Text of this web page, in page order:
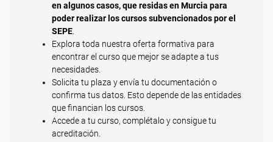
en algunos casos, que residas en Murcia para
poder realizar los cursos subvencionados por el
SEPE
Explora toda nuestra oferta formativa para
encontrar el curso que mejor se adapte a tus
necesidades.
Solicita tu plaza y envía tu documentación o
confirma tus datos. Esto depende de las entidades
que financian los cursos.
Accede a tu curso, complétalo y consigue tu
acreditación.